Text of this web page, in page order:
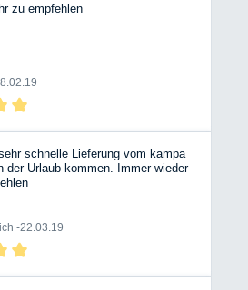
zu empfehlen
schnelle Lieferung vom kampa
der Urlaub kommen. Immer wieder
-22.03.19